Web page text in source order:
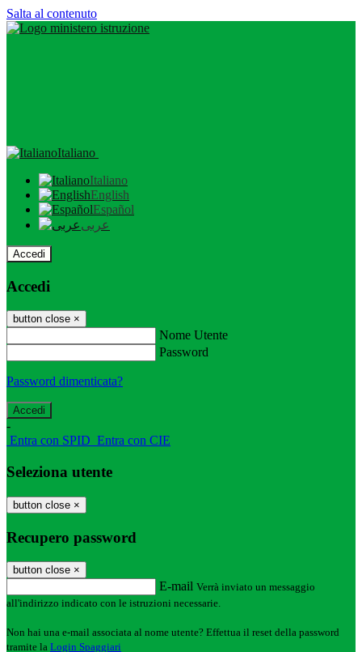
Salta al contenuto
Italiano
Italiano
English
Español
عربى
Accedi
Accedi
button close ×
Nome Utente
Password
Password dimenticata?
-
Entra con SPID Entra con CIE
Seleziona utente
button close ×
Recupero password
button close ×
E-mail Verrà inviato un messaggio
all'indirizzo indicato con le istruzioni necessarie.
Non hai una e-mail associata al nome utente? Effettua il reset della password
tramite la Login Spaggiari